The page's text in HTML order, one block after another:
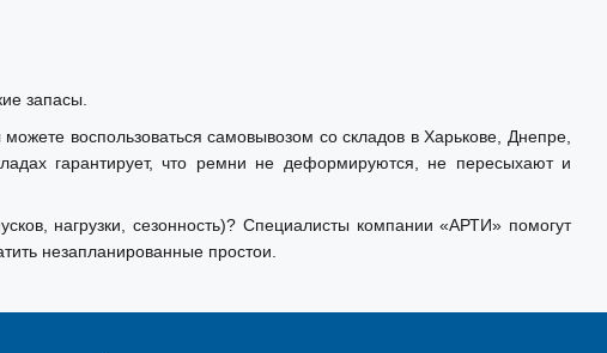
запасы.
воспользоваться самовывозом со складов в Харькове, Днепре,
гарантирует, что ремни не деформируются, не пересыхают и
нагрузки, сезонность)? Специалисты компании «АРТИ» помогут
незапланированные простои.